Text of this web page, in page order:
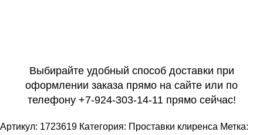
Выбирайте удобный способ доставки при
оформлении заказа прямо на сайте или по
телефону +7-924-303-14-11 прямо сейчас!
Артикул: 1723619 Категория: Проставки клиренса Метка: